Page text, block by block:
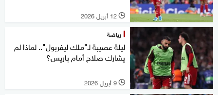
l 12 أبريل 2026
رياضة
ليلة عصيبة لـ"ملك ليفربول".. لماذا لم
يشارك صلاح أمام باريس؟
l 9 أبريل 2026